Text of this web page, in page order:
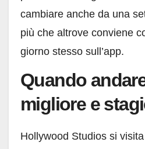
cambiare anche da una
più che altrove conviene
giorno stesso sull’app.
Quando
migliore e
Hollywood Studios si